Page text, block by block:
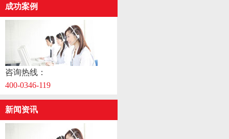
成功案例
咨询热线：
400-0346-119
新闻资讯